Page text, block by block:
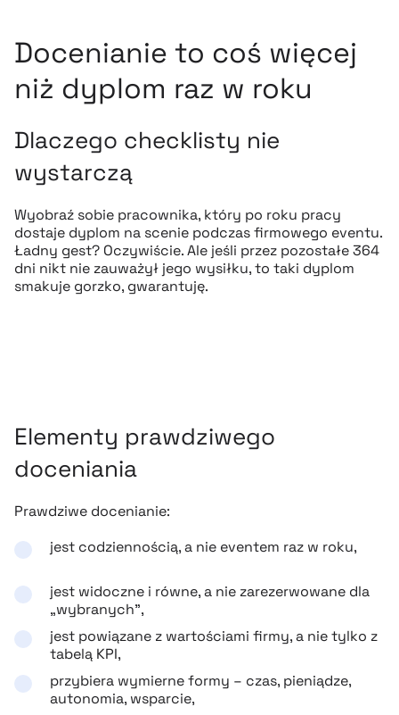
Docenianie to coś więcej
niż dyplom raz w roku
Dlaczego checklisty nie
wystarczą
Wyobraź sobie pracownika, który po roku pracy
dostaje dyplom na scenie podczas firmowego eventu.
Ładny gest? Oczywiście. Ale jeśli przez pozostałe 364
dni nikt nie zauważył jego wysiłku, to taki dyplom
smakuje gorzko, gwarantuję.
Elementy prawdziwego
doceniania
Prawdziwe docenianie:
jest codziennością, a nie eventem raz w roku,
jest widoczne i równe, a nie zarezerwowane dla
„wybranych”,
jest powiązane z wartościami firmy, a nie tylko z
tabelą KPI,
przybiera wymierne formy – czas, pieniądze,
autonomia, wsparcie,